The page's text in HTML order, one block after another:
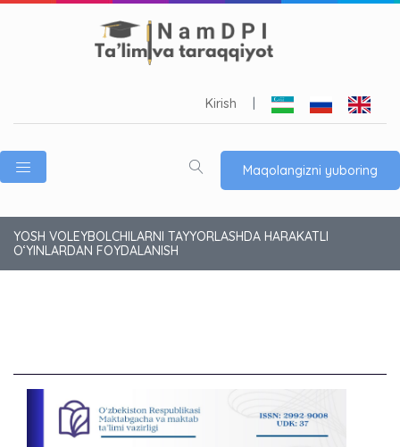
Kirish
Maqolangizni yuboring
YOSH VOLEYBOLCHILARNI TAYYORLASHDA HARAKATLI
O‘YINLARDAN FOYDALANISH